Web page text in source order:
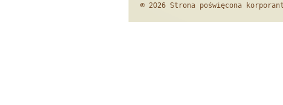
© 2026 Strona poświęcona